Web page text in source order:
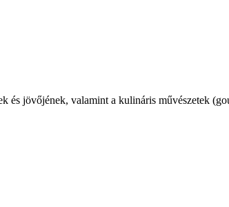
jövőjének, valamint a kulináris művészetek